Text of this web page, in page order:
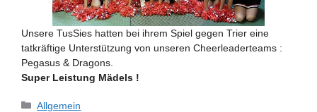
Unsere TusSies hatten bei ihrem Spiel gegen Trier eine
tatkräftige Unterstützung von unseren Cheerleaderteams :
Pegasus & Dragons.
Super Leistung Mädels !
Kategorien
Allgemein